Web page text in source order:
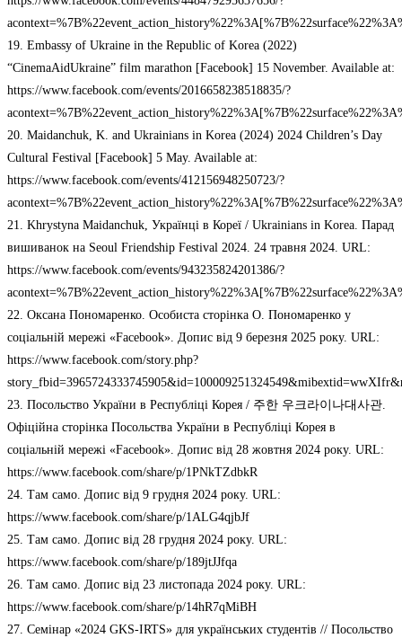
19. Embassy of Ukraine in the Republic of Korea (2022)
“CinemaAidUkraine” film marathon [Facebook] 15 November. Available at:
https://www.facebook.com/events/2016658238518835/?
20. Maidanchuk, K. and Ukrainians in Korea (2024) 2024 Children’s Day
Cultural Festival [Facebook] 5 May. Available at:
https://www.facebook.com/events/412156948250723/?
21. Khrystyna Maidanchuk, Українці в Кореї / Ukrainians in Korea. Парад
вишиванок на Seoul Friendship Festival 2024. 24 травня 2024. URL:
https://www.facebook.com/events/943235824201386/?
22. Оксана Пономаренко. Особиста сторінка О. Пономаренко у
соціальній мережі «Facebook». Допис від 9 березня 2025 року. URL:
https://www.facebook.com/story.php?
23. Посольство України в Республіці Корея / 주한 우크라이나대사관.
Офіційна сторінка Посольства України в Республіці Корея в
соціальній мережі «Facebook». Допис від 28 жовтня 2024 року. URL:
https://www.facebook.com/share/p/1PNkTZdbkR
24. Там само. Допис від 9 грудня 2024 року. URL:
https://www.facebook.com/share/p/1ALG4qjbJf
25. Там само. Допис від 28 грудня 2024 року. URL:
https://www.facebook.com/share/p/189jtJJfqa
26. Там само. Допис від 23 листопада 2024 року. URL:
https://www.facebook.com/share/p/14hR7qMiBH
27. Cемінар «2024 GKS-IRTS» для українських студентів // Посольство